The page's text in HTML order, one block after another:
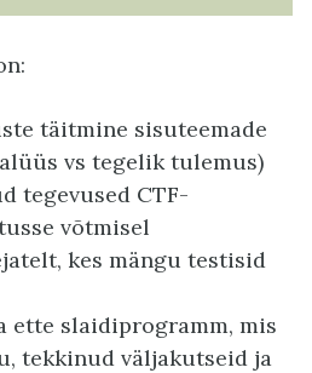
täitmine sisuteemade
vs tegelik tulemus)
tegevused CTF-
võtmisel
kes mängu testisid
ette slaidiprogramm, mis
tekkinud väljakutseid ja